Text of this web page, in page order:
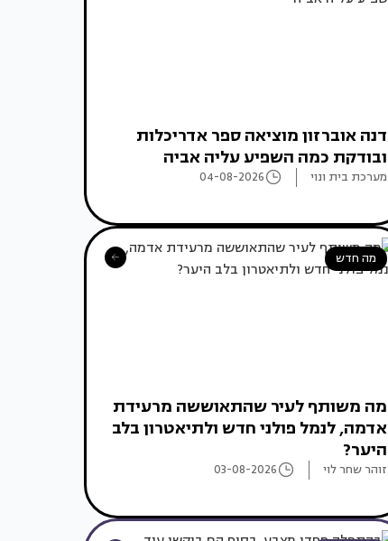
דנה אוברזון מוציאה ספר אדריכלות
ובודקת כמה השפיע עליה אביה
מערכת בית ונוי 04-08-2026
מה חדש
מה משותף לעיר שהתאוששה מרעידת
אדמה, לנמל פולני חדש ולתיאטרון בלב
היער?
זוהר שחר לוי 03-08-2026